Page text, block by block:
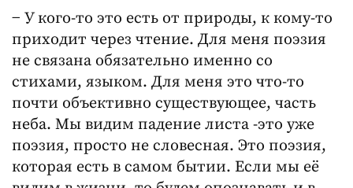
− У кого-то это есть от природы, к кому-то
приходит через чтение. Для меня поэзия
не связана обязательно именно со
стихами, языком. Для меня это что-то
почти объективно существующее, часть
неба. Мы видим падение листа -это уже
поэзия, просто не словесная. Это поэзия,
которая есть в самом бытии. Если мы её